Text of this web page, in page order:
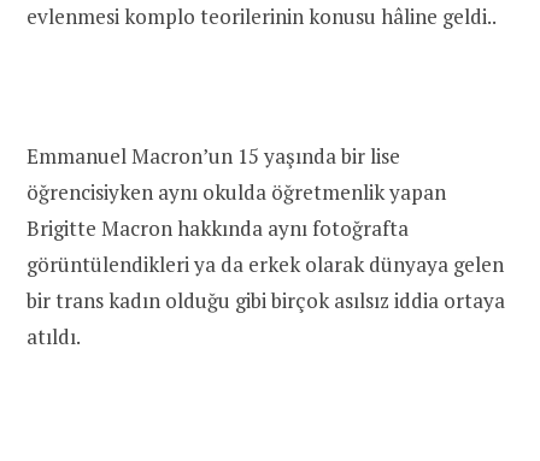
evlenmesi komplo teorilerinin konusu hâline geldi..
Emmanuel Macron’un 15 yaşında bir lise
öğrencisiyken aynı okulda öğretmenlik yapan
Brigitte Macron hakkında aynı fotoğrafta
görüntülendikleri ya da erkek olarak dünyaya gelen
bir trans kadın olduğu gibi birçok asılsız iddia ortaya
atıldı.